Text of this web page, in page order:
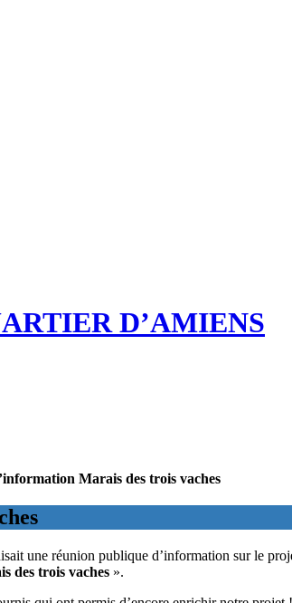
D’AMIENS
Marais des trois vaches
une réunion publique d’information sur le
des trois vaches ».